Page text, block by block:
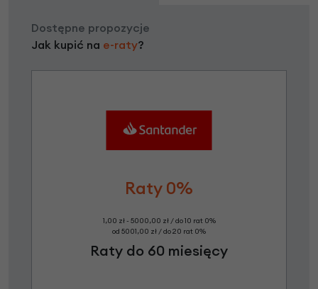
Dostępne propozycje
Jak kupić na e-raty?
Raty 0%
1,00 zł - 5000,00 zł / do 10 rat 0%
od 5001,00 zł / do 20 rat 0%
Raty do 60 miesięcy